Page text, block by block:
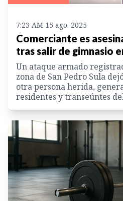
7:23 AM 15 ago. 2025
Comerciante es
tras salir de gimnasio
Un ataque armado
zona de San Pedro Sula
otra persona herida,
residentes y transeúntes